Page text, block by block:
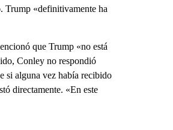
Trump «definitivamente ha
que Trump «no está
Conley no respondió
si alguna vez había recibido
directamente. «En este